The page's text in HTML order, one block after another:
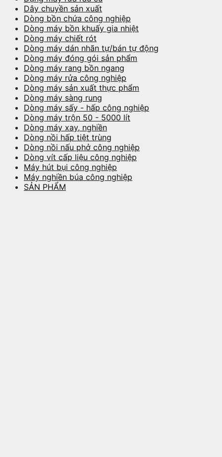
Dây chuyền sản xuất
Dòng bồn chứa công nghiệp
Dòng máy bồn khuấy gia nhiệt
Dòng máy chiết rót
Dòng máy dán nhãn tự/bán tự động
Dòng máy đóng gói sản phẩm
Dòng máy rang bồn ngang
Dòng máy rửa công nghiệp
Dòng máy sản xuất thực phẩm
Dòng máy sàng rung
Dòng máy sấy - hấp công nghiệp
Dòng máy trộn 50 - 5000 lít
Dòng máy xay, nghiền
Dòng nồi hấp tiệt trùng
Dòng nồi nấu phở công nghiệp
Dòng vít cấp liệu công nghiệp
Máy hút bụi công nghiệp
Máy nghiền búa công nghiệp
SẢN PHẨM